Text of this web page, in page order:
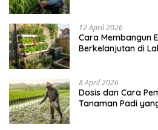
12 April 2026
Cara Membangun
Berkelanjutan di
8 April 2026
Dosis dan Cara
Tanaman Padi